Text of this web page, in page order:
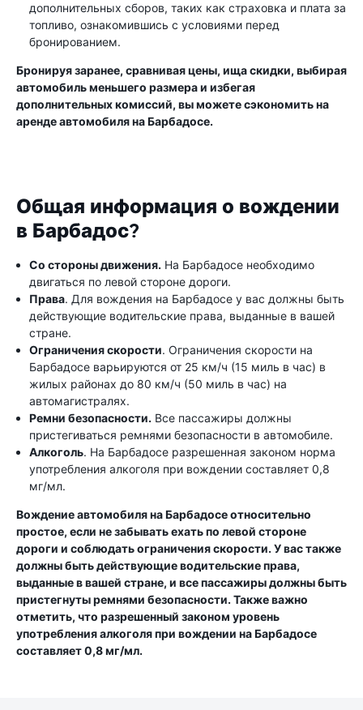
дополнительных сборов, таких как страховка и плата за
топливо, ознакомившись с условиями перед
бронированием.
Бронируя заранее, сравнивая цены, ища скидки, выбирая
автомобиль меньшего размера и избегая
дополнительных комиссий, вы можете сэкономить на
аренде автомобиля на Барбадосе.
Общая информация о вождении
в Барбадос?
Со стороны движения. На Барбадосе необходимо
двигаться по левой стороне дороги.
Права. Для вождения на Барбадосе у вас должны быть
действующие водительские права, выданные в вашей
стране.
Ограничения скорости. Ограничения скорости на
Барбадосе варьируются от 25 км/ч (15 миль в час) в
жилых районах до 80 км/ч (50 миль в час) на
автомагистралях.
Ремни безопасности. Все пассажиры должны
пристегиваться ремнями безопасности в автомобиле.
Алкоголь. На Барбадосе разрешенная законом норма
употребления алкоголя при вождении составляет 0,8
мг/мл.
Вождение автомобиля на Барбадосе относительно
простое, если не забывать ехать по левой стороне
дороги и соблюдать ограничения скорости. У вас также
должны быть действующие водительские права,
выданные в вашей стране, и все пассажиры должны быть
пристегнуты ремнями безопасности. Также важно
отметить, что разрешенный законом уровень
употребления алкоголя при вождении на Барбадосе
составляет 0,8 мг/мл.